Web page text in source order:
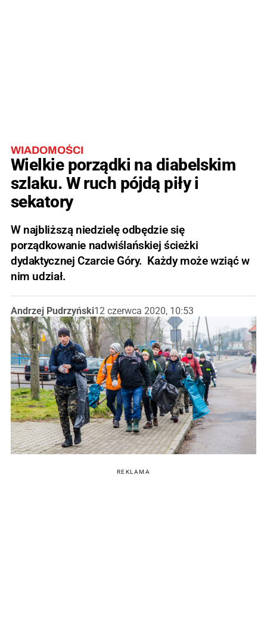
WIADOMOŚCI
Wielkie porządki na diabelskim
szlaku. W ruch pójdą piły i
sekatory
W najbliższą niedzielę odbędzie się
porządkowanie nadwiślańskiej ścieżki
dydaktycznej Czarcie Góry. Każdy może wziąć w
nim udział.
Andrzej Pudrzyński12 czerwca 2020, 10:53
REKLAMA